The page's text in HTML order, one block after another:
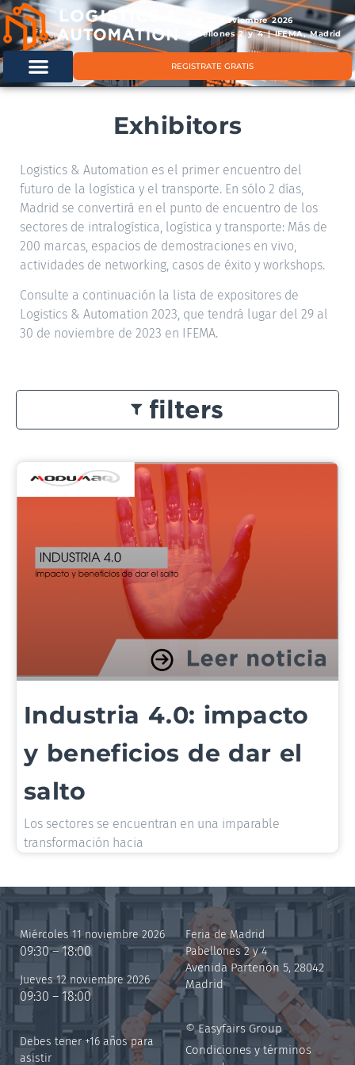
11 & 12 noviembre 2026
Pabellones 2 y 4 | IFEMA, Madrid
REGISTRATE GRATIS
Exhibitors
Logistics & Automation es el primer encuentro del
futuro de la logística y el transporte. En sólo 2 días,
Madrid se convertirá en el punto de encuentro de los
sectores de intralogística, logística y transporte: Más de
200 marcas, espacios de demostraciones en vivo,
actividades de networking, casos de éxito y workshops.
Consulte a continuación la lista de expositores de
Logistics & Automation 2023, que tendrá lugar del 29 al
30 de noviembre de 2023 en IFEMA.
filters
Industria 4.0: impacto
y beneficios de dar el
salto
Los sectores se encuentran en una imparable
transformación hacia
Miércoles 11 noviembre 2026
09:30 – 18:00
Jueves 12 noviembre 2026
09:30 – 18:00
Debes tener +16 años para
asistir
Feria de Madrid
Pabellones 2 y 4
Avenida Partenón 5, 28042
Madrid
© Easyfairs Group
Condiciones y términos